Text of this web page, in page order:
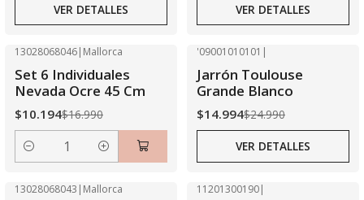
VER DETALLES VER DETALLES
13028068046| Mallorca
Set 6 Individuales
Nevada Ocre 45 Cm
$10.194$16.990
Cantidad
Agotado
'09001010101 |
Jarrón Toulouse
Grande Blanco
$14.994$24.990
VER DETALLES
13028068043 | Mallorca 11201300190|